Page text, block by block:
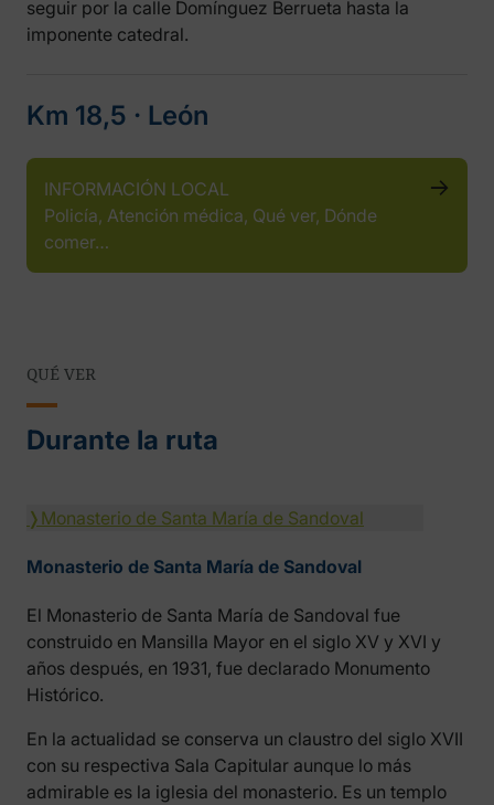
seguir por la calle Domínguez Berrueta hasta la
imponente catedral.
Km 18,5 ‧ León
INFORMACIÓN LOCAL
Policía, Atención médica, Qué ver, Dónde
comer…
QUÉ VER
Durante la ruta
❭ Monasterio de Santa María de Sandoval
Monasterio de Santa María de Sandoval
El Monasterio de Santa María de Sandoval fue
construido en Mansilla Mayor en el siglo XV y XVI y
años después, en 1931, fue declarado Monumento
Histórico.
En la actualidad se conserva un claustro del siglo XVII
con su respectiva Sala Capitular aunque lo más
admirable es la iglesia del monasterio. Es un templo